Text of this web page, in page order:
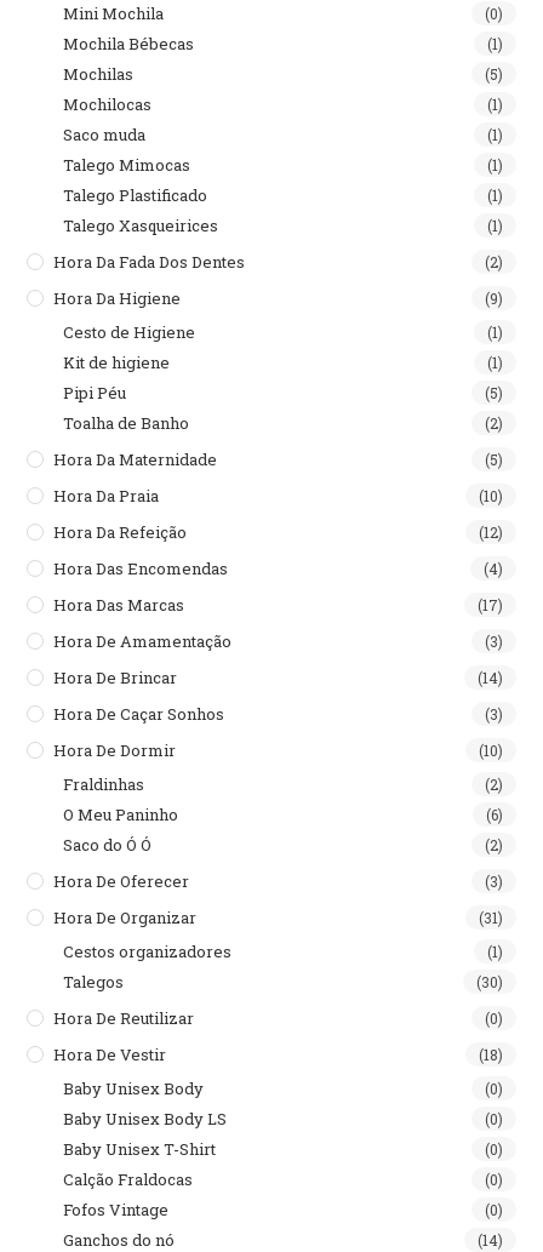
Mini Mochila (0)
Mochila Bébecas (1)
Mochilas (5)
Mochilocas (1)
Saco muda (1)
Talego Mimocas (1)
Talego Plastificado (1)
Talego Xasqueirices (1)
Hora Da Fada Dos Dentes (2)
Hora Da Higiene (9)
Cesto de Higiene (1)
Kit de higiene (1)
Pipi Péu (5)
Toalha de Banho (2)
Hora Da Maternidade (5)
Hora Da Praia (10)
Hora Da Refeição (12)
Hora Das Encomendas (4)
Hora Das Marcas (17)
Hora De Amamentação (3)
Hora De Brincar (14)
Hora De Caçar Sonhos (3)
Hora De Dormir (10)
Fraldinhas (2)
O Meu Paninho (6)
Saco do Ó Ó (2)
Hora De Oferecer (3)
Hora De Organizar (31)
Cestos organizadores (1)
Talegos (30)
Hora De Reutilizar (0)
Hora De Vestir (18)
Baby Unisex Body (0)
Baby Unisex Body LS (0)
Baby Unisex T-Shirt (0)
Calção Fraldocas (0)
Fofos Vintage (0)
Ganchos do nó (14)